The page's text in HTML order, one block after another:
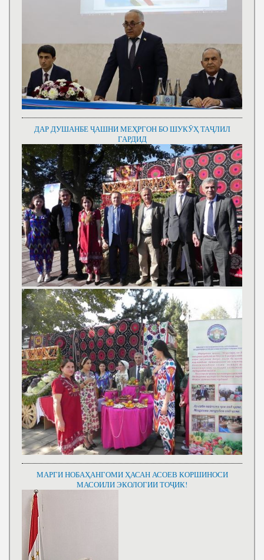
ДАР ДУШАНБЕ ҶАШНИ МЕҲРГОН БО ШУКӮҲ ТАҶЛИЛ
ГАРДИД
МАРГИ НОБАҲАНГОМИ ҲАСАН АСОЕВ КОРШИНОСИ
МАСОИЛИ ЭКОЛОГИИ ТОҶИК!